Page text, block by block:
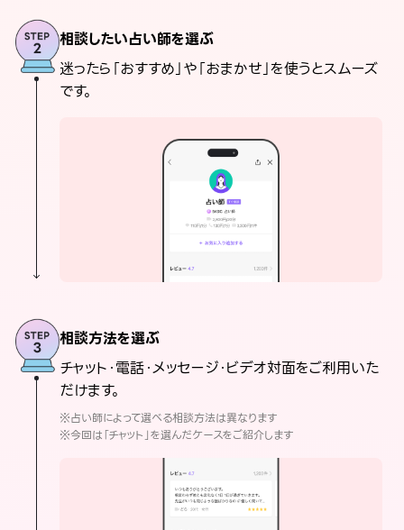
相談したい占い師を選ぶ
迷ったら「おすすめ」や「おまかせ」を使うとスムーズ
です。
相談方法を選ぶ
チャット・電話・メッセージ・ビデオ対面をご利用いた
だけます。
※占い師によって選べる相談方法は異なります
※今回は「チャット」を選んだケースをご紹介します